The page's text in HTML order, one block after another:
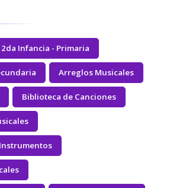
2da Infancia - Primaria
Arreglos Musicales
Biblioteca de Canciones